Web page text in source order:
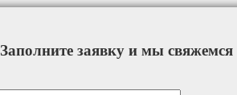
Заполните заявку и мы